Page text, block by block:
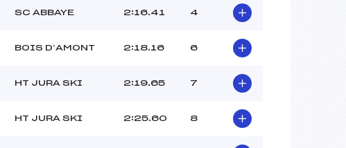
SC ABBAYE 2:16.41 4
BOIS D’AMONT 2:18.16 6
HT JURA SKI 2:19.65 7
HT JURA SKI 2:25.60 8